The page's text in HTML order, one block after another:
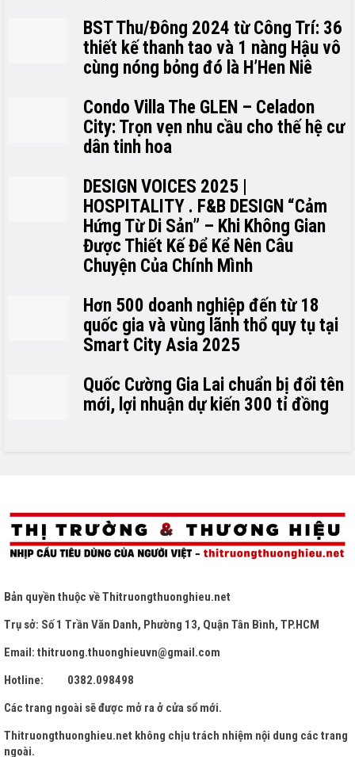
BST Thu/Đông 2024 từ Công Trí: 36
thiết kế thanh tao và 1 nàng Hậu vô
cùng nóng bỏng đó là H’H­­­­en Niê
Condo Villa The GLEN – Celadon
City: Trọn vẹn nhu cầu cho thế hệ cư
dân tinh hoa
DESIGN VOICES 2025 |
HOSPITALITY . F&B DESIGN “Cảm
Hứng Từ Di Sản” – Khi Không Gian
Được Thiết Kế Để Kể Nên Câu
Chuyện Của Chính Mình
Hơn 500 doanh nghiệp đến từ 18
quốc gia và vùng lãnh thổ quy tụ tại
Smart City Asia 2025
Quốc Cường Gia Lai chuẩn bị đổi tên
mới, lợi nhuận dự kiến 300 tỉ đồng
Bản quyền thuộc vềThitruongthuonghieu.net
Trụ sở: Số 1 Trần Văn Danh, Phường 13, Quận Tân Bình, TP.HCM
Email: thitruong.thuonghieuvn@gmail.com
Hotline: 0382.098498
Các trang ngoài sẽ được mở ra ở cửa sổ mới.
Thitruongthuonghieu.net không chịu trách nhiệm nội dung các trang
ngoài.